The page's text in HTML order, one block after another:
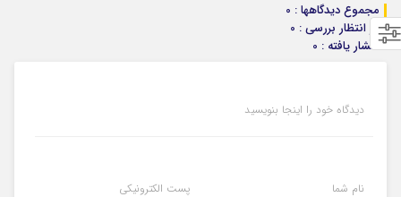
مجموع دیدگاهها : 0
در انتظار بررسی : 0
انتشار یافته : 0
دیدگاه خود را اینجا بنویسید
نام شما پست الکترونیکی